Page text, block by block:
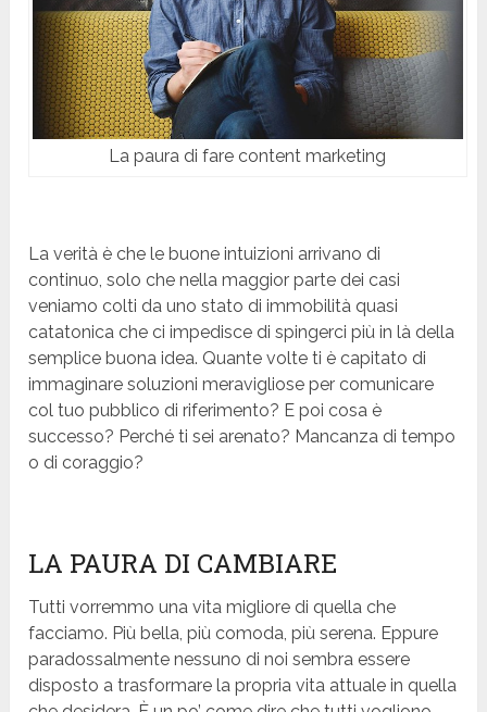
La paura di fare content marketing
La verità è che le buone intuizioni arrivano di
continuo, solo che nella maggior parte dei casi
veniamo colti da uno stato di immobilità quasi
catatonica che ci impedisce di spingerci più in là della
semplice buona idea. Quante volte ti è capitato di
immaginare soluzioni meravigliose per comunicare
col tuo pubblico di riferimento? E poi cosa è
successo? Perché ti sei arenato? Mancanza di tempo
o di coraggio?
LA PAURA DI CAMBIARE
Tutti vorremmo una vita migliore di quella che
facciamo. Più bella, più comoda, più serena. Eppure
paradossalmente nessuno di noi sembra essere
disposto a trasformare la propria vita attuale in quella